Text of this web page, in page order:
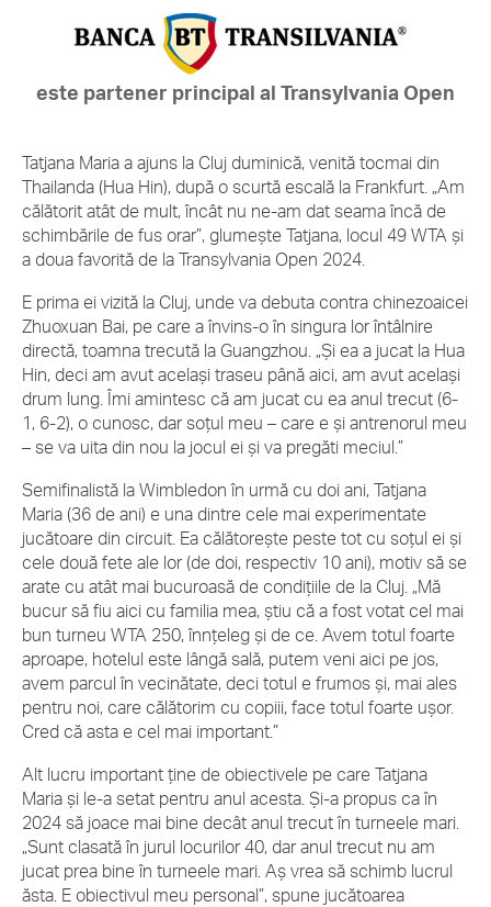
este partener principal al Transylvania Open
Tatjana Maria a ajuns la Cluj duminică, venită tocmai din
Thailanda (Hua Hin), după o scurtă escală la Frankfurt. „Am
călătorit atât de mult, încât nu ne-am dat seama încă de
schimbările de fus orar”, glumește Tatjana, locul 49 WTA și
a doua favorită de la Transylvania Open 2024.
E prima ei vizită la Cluj, unde va debuta contra chinezoaicei
Zhuoxuan Bai, pe care a învins-o în singura lor întâlnire
directă, toamna trecută la Guangzhou. „Și ea a jucat la Hua
Hin, deci am avut același traseu până aici, am avut același
drum lung. Îmi amintesc că am jucat cu ea anul trecut (6-
1, 6-2), o cunosc, dar soțul meu – care e și antrenorul meu
– se va uita din nou la jocul ei și va pregăti meciul.”
Semifinalistă la Wimbledon în urmă cu doi ani, Tatjana
Maria (36 de ani) e una dintre cele mai experimentate
jucătoare din circuit. Ea călătorește peste tot cu soțul ei și
cele două fete ale lor (de doi, respectiv 10 ani), motiv să se
arate cu atât mai bucuroasă de condițiile de la Cluj. „Mă
bucur să fiu aici cu familia mea, știu că a fost votat cel mai
bun turneu WTA 250, înnțeleg și de ce. Avem totul foarte
aproape, hotelul este lângă sală, putem veni aici pe jos,
avem parcul în vecinătate, deci totul e frumos și, mai ales
pentru noi, care călătorim cu copiii, face totul foarte ușor.
Cred că asta e cel mai important.”
Alt lucru important ține de obiectivele pe care Tatjana
Maria și le-a setat pentru anul acesta. Și-a propus ca în
2024 să joace mai bine decât anul trecut în turneele mari.
„Sunt clasată în jurul locurilor 40, dar anul trecut nu am
jucat prea bine în turneele mari. Aș vrea să schimb lucrul
ăsta. E obiectivul meu personal”, spune jucătoarea